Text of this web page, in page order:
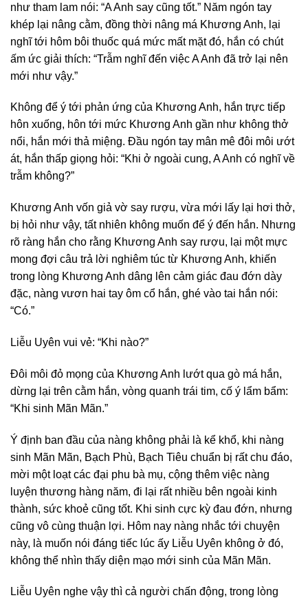
như tham lam nói: “A Anh say cũng tốt.” Năm ngón tay
khép lại nâng cằm, đồng thời nâng má Khương Anh, lại
nghĩ tới hôm bôi thuốc quá mức mất mặt đó, hắn có chút
ấm ức giải thích: “Trẫm nghĩ đến việc A Anh đã trở lại nên
mới như vậy.”
Không để ý tới phản ứng của Khương Anh, hắn trực tiếp
hôn xuống, hôn tới mức Khương Anh gần như không thở
nổi, hắn mới thả miệng. Đầu ngón tay mân mê đôi môi ướt
át, hắn thấp giọng hỏi: “Khi ở ngoài cung, A Anh có nghĩ về
trẫm không?”
Khương Anh vốn giả vờ say rượu, vừa mới lấy lại hơi thở,
bị hỏi như vậy, tất nhiên không muốn để ý đến hắn. Nhưng
rõ ràng hắn cho rằng Khương Anh say rượu, lại một mực
mong đợi câu trả lời nghiêm túc từ Khương Anh, khiến
trong lòng Khương Anh dâng lên cảm giác đau đớn dày
đặc, nàng vươn hai tay ôm cổ hắn, ghé vào tai hắn nói:
“Có.”
Liễu Uyên vui vẻ: “Khi nào?”
Đôi môi đỏ mọng của Khương Anh lướt qua gò má hắn,
dừng lại trên cằm hắn, vòng quanh trái tim, cố ý lẩm bẩm:
“Khi sinh Mãn Mãn.”
Ý định ban đầu của nàng không phải là kể khổ, khi nàng
sinh Mãn Mãn, Bạch Phù, Bạch Tiêu chuẩn bị rất chu đáo,
mời một loạt các đại phu bà mụ, cộng thêm việc nàng
luyện thương hàng năm, đi lại rất nhiều bên ngoài kinh
thành, sức khoẻ cũng tốt. Khi sinh cực kỳ đau đớn, nhưng
cũng vô cùng thuận lợi. Hôm nay nàng nhắc tới chuyện
này, là muốn nói đáng tiếc lúc ấy Liễu Uyên không ở đó,
không thể nhìn thấy diện mạo mới sinh của Mãn Mãn.
Liễu Uyên nghe vậy thì cả người chấn động, trong lòng